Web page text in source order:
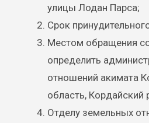
улицы Лодан Парса;
Срок
Местом обращения
определить
отношений акимата
область,
Отделу земельных